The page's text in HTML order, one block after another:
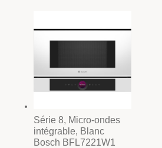
Série 8, Micro-ondes
intégrable, Blanc
Bosch BFL7221W1